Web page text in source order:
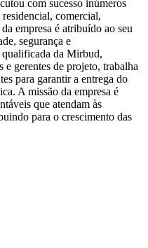
com sucesso inúmeros
comercial,
empresa é atribuído ao seu
segurança e
qualificada da Mirbud,
e gerentes de projeto, trabalha
para garantir a entrega do
A missão da empresa é
que atendam às
para o crescimento das